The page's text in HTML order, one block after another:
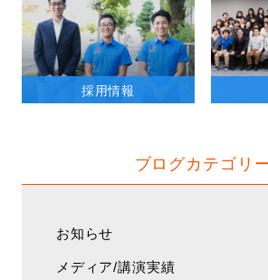
採用情報
ブログカテゴリ
お知らせ
メディア/講演実績